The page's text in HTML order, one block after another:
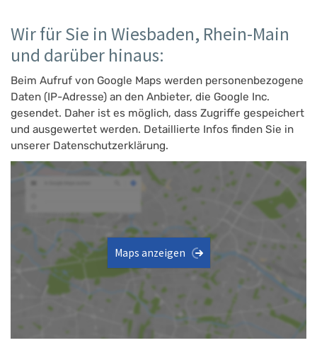
Wir für Sie in Wiesbaden, Rhein-Main
und darüber hinaus:
Beim Aufruf von Google Maps werden personenbezogene
Daten (IP-Adresse) an den Anbieter, die Google Inc.
gesendet. Daher ist es möglich, dass Zugriffe gespeichert
und ausgewertet werden. Detaillierte Infos finden Sie in
unserer Datenschutzerklärung.
Maps anzeigen